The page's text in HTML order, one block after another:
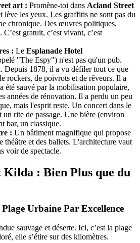
art : Promène-toi dans Acland Street
lève les yeux. Les graffitis ne sont pas du
chronique. Des œuvres politiques,
C’est gratuit, c’est vivant, c’est
: Le Esplanade Hotel
"The Espy") n'est pas qu'un pub.
Depuis 1878, il a vu défiler tout ce que
rockers, de poivrots et de rêveurs. Il a
été sauvé par la mobilisation populaire,
années de rénovation. Il a perdu un peu
mais l'esprit reste. Un concert dans le
rite de passage. Une bière (environ
bar, un classique.
: Un bâtiment magnifique qui propose
théâtre et des ballets. L'architecture vaut
voir de spectacle.
Kilda : Bien Plus que du
Urbaine Par Excellence
sauvage et déserte. Ici, c’est la plage
elle s’étire sur des kilomètres.